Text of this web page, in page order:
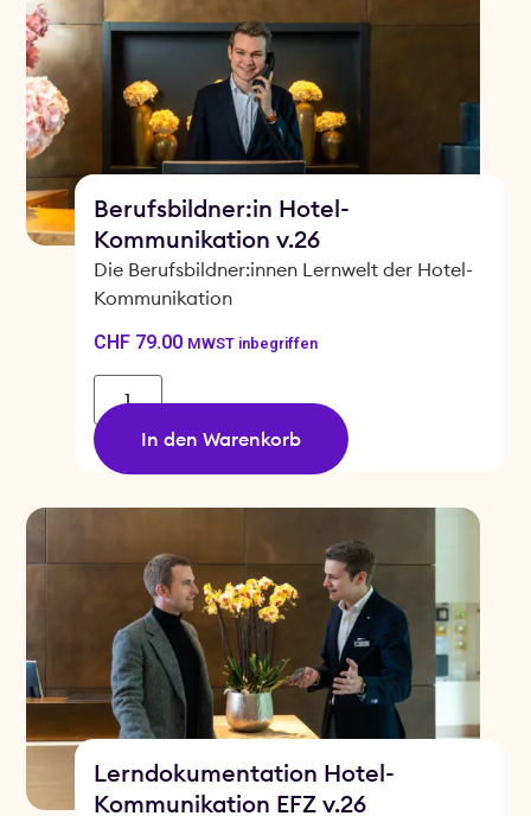
Berufsbildner:in Hotel-
Kommunikation v.26
Die Berufsbildner:innen Lernwelt der Hotel-
Kommunikation
CHF79.00 MWST inbegriffen
In den Warenkorb
Lerndokumentation Hotel-
Kommunikation EFZ v.26